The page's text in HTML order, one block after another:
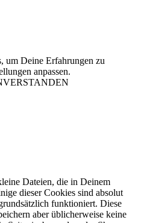
um Deine Erfahrungen zu
anpassen.
Dateien, die in Deinem
dieser Cookies sind absolut
funktioniert. Diese
aber üblicherweise keine